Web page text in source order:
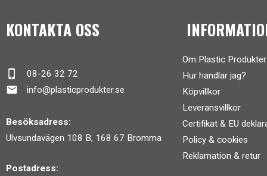
KONTAKTA OSS
phone_iphone 08-26 32 72
mail info@plasticprodukter.se
Besöksadress:
Ulvsundavägen 108 B, 168 67 Bromma
Postadress:
Om Plastic Produkter
Hur handlar jag?
Köpvillkor
Leveransvillkor
Certifikat & EU
Policy & cookies
Reklamation & retur